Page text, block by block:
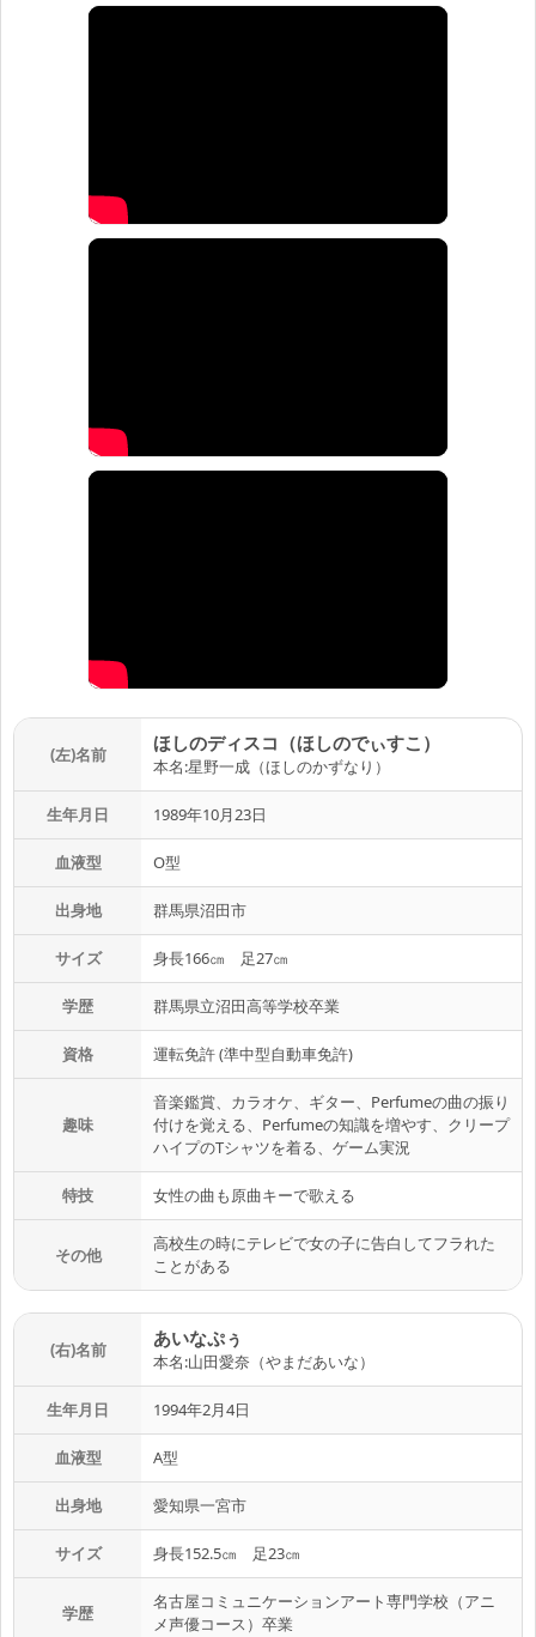
(左)名前 ほしのディスコ（ほしのでぃすこ）
本名:星野一成（ほしのかずなり）
生年月日 1989年10月23日
血液型 O型
出身地 群馬県沼田市
サイズ 身長166㎝ 足27㎝
学歴 群馬県立沼田高等学校卒業
資格 運転免許 (準中型自動車免許)
趣味
音楽鑑賞、カラオケ、ギター、Perfumeの曲の振り
付けを覚える、Perfumeの知識を増やす、クリープ
ハイプのTシャツを着る、ゲーム実況
特技 女性の曲も原曲キーで歌える
その他
高校生の時にテレビで女の子に告白してフラれた
ことがある
(右)名前 あいなぷぅ
本名:山田愛奈（やまだあいな）
生年月日 1994年2月4日
血液型 A型
出身地 愛知県一宮市
サイズ 身長152.5㎝ 足23㎝
学歴
名古屋コミュニケーションアート専門学校（アニ
メ声優コース）卒業